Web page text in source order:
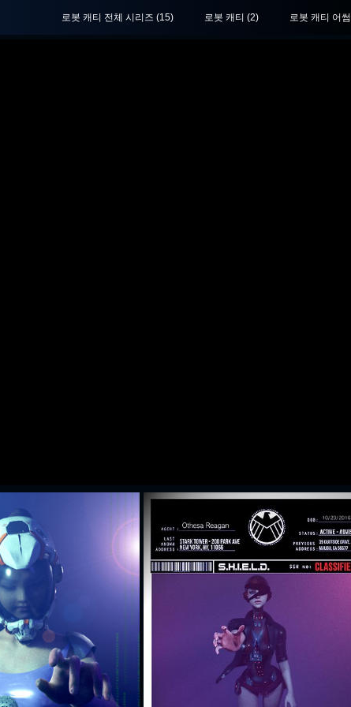
로봇 캐티 전체 시리즈 (15) 로봇 캐티 (2) 로봇 캐티 어썸